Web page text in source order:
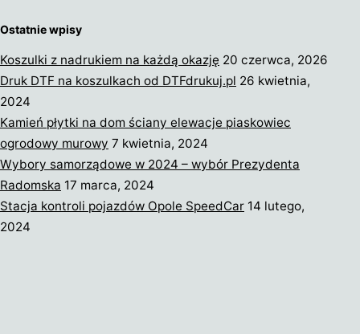
Ostatnie wpisy
Koszulki z nadrukiem na każdą okazję 20 czerwca, 2026
Druk DTF na koszulkach od DTFdrukuj.pl 26 kwietnia,
2024
Kamień płytki na dom ściany elewacje piaskowiec
ogrodowy murowy 7 kwietnia, 2024
Wybory samorządowe w 2024 – wybór Prezydenta
Radomska 17 marca, 2024
Stacja kontroli pojazdów Opole SpeedCar 14 lutego,
2024